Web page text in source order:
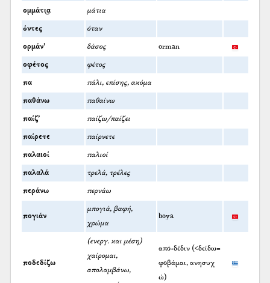
ομμάτι͜α μάτια
όντες όταν
ορμάν’ δάσος orman
οφέτος φέτος
πα πάλι, επίσης, ακόμα
παθάνω παθαίνω
παίζ’ παίζω/παίζει
παίρετε παίρνετε
παλαιοί παλιοί
παλαλά τρελά, τρέλες
περάνω περνάω
πογιάν
μπογιά, βαφή,
χρώμα
boya
ποδεδίζω
(ενεργ. και μέση)
χαίρομαι,
απολαμβάνω,
από+δέδιν (<δείδω=
φοβάμαι, ανησυχ
ώ)